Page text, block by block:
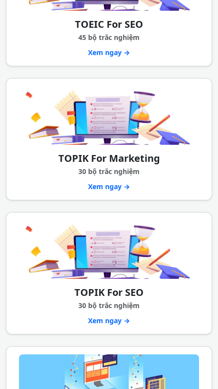
TOEIC For SEO
45 bộ trắc nghiệm
Xem ngay →
TOPIK For Marketing
30 bộ trắc nghiệm
Xem ngay →
TOPIK For SEO
30 bộ trắc nghiệm
Xem ngay →